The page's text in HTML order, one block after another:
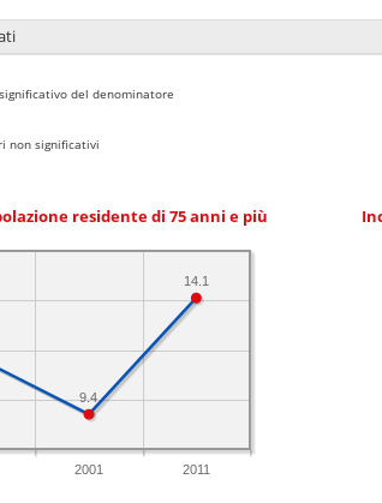
del denominatore
non significativi
residente di 75 anni e più
2001 2011
14.1
9.4